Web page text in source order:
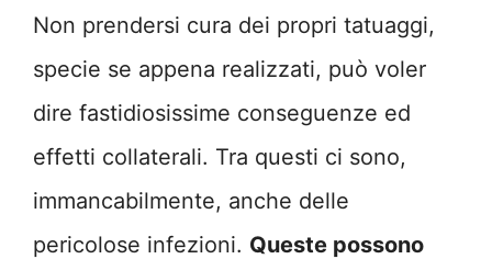
Non prendersi cura dei propri tatuaggi,
specie se appena realizzati, può voler
dire fastidiosissime conseguenze ed
effetti collaterali. Tra questi ci sono,
immancabilmente, anche delle
pericolose infezioni. Queste possono